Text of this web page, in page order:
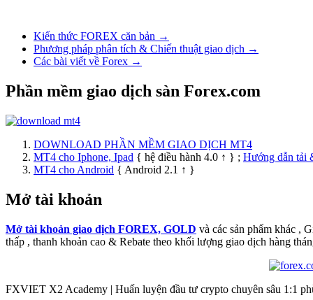
Kiến thức FOREX căn bản →
Phương pháp phân tích & Chiến thuật giao dịch →
Các bài viết về Forex →
Phần mềm giao dịch sàn Forex.com
DOWNLOAD PHẦN MỀM GIAO DỊCH MT4
MT4 cho Iphone, Ipad { hệ điều hành 4.0 ↑ } ; Hướng dẫn tải
MT4 cho Android { Android 2.1 ↑ }
Mở tài khoản
Mở tài khoản giao dịch FOREX, GOLD và các sản phẩm khác ,
thấp , thanh khoản cao & Rebate theo khối lượng giao dịch hàng
FXVIET X2 Academy | Huấn luyện đầu tư crypto chuyên sâu 1:1